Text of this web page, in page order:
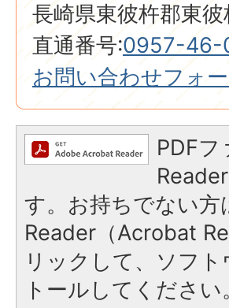
長崎県東彼杵郡東
直通番号:0957-46-
お問い合わせフォ
PDF
す。お持ちでない
Reader（Acrobat
リックして、ソフ
トールしてください